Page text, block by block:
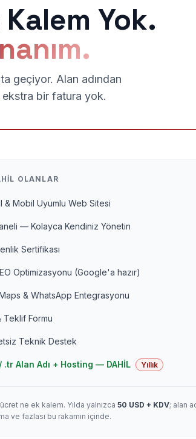
Yok.
geçiyor. Alan adından
ekstra bir fatura yok.
OLANLAR
& Mobil Uyumlu Web Sitesi
— Kolayca Kendiniz Yönetin
Sertifikası
Optimizasyonu (Google'a hazır)
& WhatsApp Entegrasyonu
Teklif Formu
Teknik Destek
.tr Alan Adı + Hosting — DAHİL Yıllık
ne ek kalem. Yılda yalnızca 50 USD + KDV; alan
ve fazlası bu rakamın içinde.